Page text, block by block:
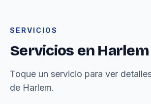
SERVICIOS
Servicios en Harlem
Toque un servicio para ver
de Harlem.